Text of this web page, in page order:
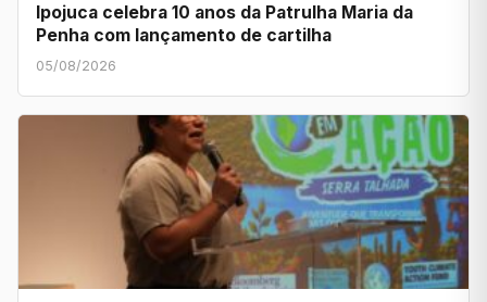
Ipojuca celebra 10 anos da Patrulha Maria da
Penha com lançamento de cartilha
05/08/2026